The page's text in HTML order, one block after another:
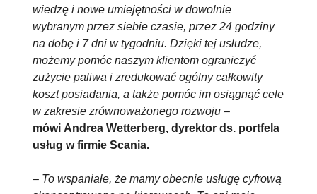
wiedzę i nowe umiejętności w dowolnie
wybranym przez siebie czasie, przez 24 godziny
na dobę i 7 dni w tygodniu. Dzięki tej usłudze,
możemy pomóc naszym klientom ograniczyć
zużycie paliwa i zredukować ogólny całkowity
koszt posiadania, a także pomóc im osiągnąć cele
w zakresie zrównoważonego rozwoju –
mówi Andrea Wetterberg, dyrektor ds. portfela
usług w firmie Scania.
– To wspaniałe, że mamy obecnie usługę cyfrową